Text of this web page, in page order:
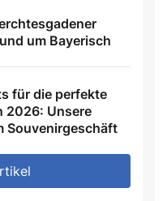
um Bayerisch
für die perfekte
2026: Unsere
Souvenirgeschäft